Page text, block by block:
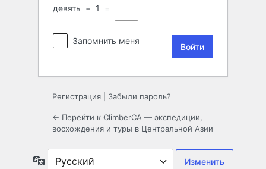
девять − 1 =
Запомнить меня
Регистрация Забыли пароль?
← Перейти к ClimberCA — экспедиции,
восхождения и туры в Центральной Азии
Язык